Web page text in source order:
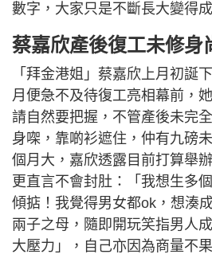
數字，大家只是不斷長大變得成
蔡嘉欣產後復工未修身
「拜金港姐」蔡嘉欣上月初誕
月便急不及待復工亮相幕前，
請自然要把握，不管產後未完
身㗎，靠啲衫遮住，仲有九磅
個月大，嘉欣透露目前打算舉
更直言不會封肚：「我想生多
傾掂！我覺得男女都ok，想湊
兩子之母，隨即開玩笑指男人
大壓力」，自己亦因為商量不